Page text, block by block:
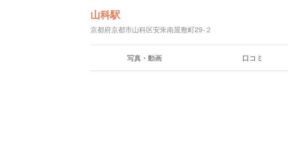
山科駅
京都府京都市山科区安朱南屋敷町29-２
写真・動画 口コミ